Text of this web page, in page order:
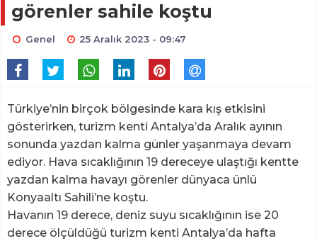
görenler sahile koştu
Genel 25 Aralık 2023 - 09:47
Türkiye’nin birçok bölgesinde kara kış etkisini
gösterirken, turizm kenti Antalya’da Aralık ayının
sonunda yazdan kalma günler yaşanmaya devam
ediyor. Hava sıcaklığının 19 dereceye ulaştığı kentte
yazdan kalma havayı görenler dünyaca ünlü
Konyaaltı Sahili’ne koştu.
Havanın 19 derece, deniz suyu sıcaklığının ise 20
derece ölçüldüğü turizm kenti Antalya’da hafta